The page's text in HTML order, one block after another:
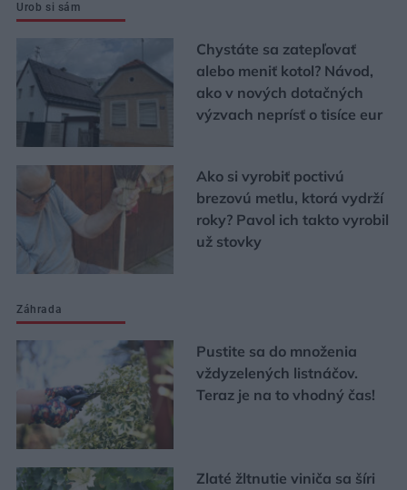
Urob si sám
Chystáte sa zatepľovať
alebo meniť kotol? Návod,
ako v nových dotačných
výzvach neprísť o tisíce eur
Ako si vyrobiť poctivú
brezovú metlu, ktorá vydrží
roky? Pavol ich takto vyrobil
už stovky
Záhrada
Pustite sa do množenia
vždyzelených listnáčov.
Teraz je na to vhodný čas!
Zlaté žltnutie viniča sa šíri